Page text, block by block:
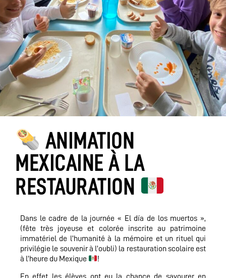
ANIMATION
MEXICAINE À LA
RESTAURATION
Dans le cadre de la journée « El día de los muertos »,
(fête très joyeuse et colorée inscrite au patrimoine
immatériel de l’humanité à la mémoire et un rituel qui
privilégie le souvenir à l’oubli) la restauration scolaire est
à l’heure du Mexique
!